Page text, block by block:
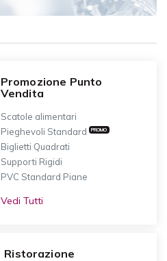
Promozione Punto
Vendita
Scatole alimentari
Pieghevoli Standard
PROMO
Biglietti Quadrati
Supporti Rigidi
PVC Standard Piane
Vedi Tutti
Ristorazione